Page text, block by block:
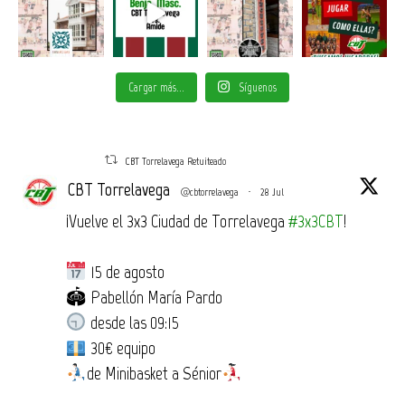
Cargar más... Síguenos
CBT Torrelavega Retuiteado
CBT Torrelavega @cbtorrelavega · 28 Jul
¡Vuelve el 3x3 Ciudad de Torrelavega #3x3CBT!
15 de agosto
🏟 Pabellón María Pardo
desde las 09:15
30€ equipo
de Minibasket a Sénior